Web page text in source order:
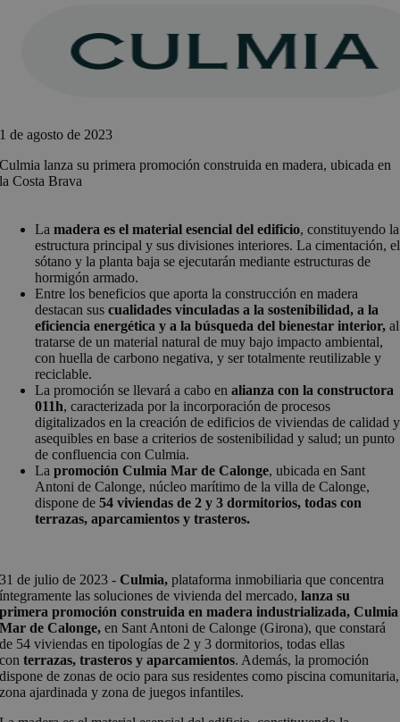
1 de agosto de 2023
Culmia lanza su primera promoción construida en madera, ubicada en
la Costa Brava
Lamadera es el material esencial del edificio, constituyendo la
estructura principal y sus divisiones interiores. La cimentación, el
sótano y la planta baja se ejecutarán mediante estructuras de
hormigón armado.
Entre los beneficios que aporta la construcción en madera
destacan suscualidades vinculadas a la sostenibilidad, a la
eficiencia energética y a la búsqueda del bienestar interior, al
tratarse de un material natural de muy bajo impacto ambiental,
con huella de carbono negativa, y ser totalmente reutilizable y
reciclable.
La promoción se llevará a cabo enalianza con la constructora
011h, caracterizada por la incorporación de procesos
digitalizados en la creación de edificios de viviendas de calidad y
asequibles en base a criterios de sostenibilidad y salud; un punto
de confluencia con Culmia.
Lapromoción Culmia Mar de Calonge, ubicada en Sant
Antoni de Calonge, núcleo marítimo de la villa de Calonge,
dispone de54 viviendas de 2 y 3 dormitorios, todas con
terrazas, aparcamientos y trasteros.
31 de julio de 2023 -Culmia, plataforma inmobiliaria que concentra
íntegramente las soluciones de vivienda del mercado,lanza su
primera promoción construida en madera industrializada, Culmia
Mar de Calonge, en Sant Antoni de Calonge (Girona), que constará
de 54 viviendas en tipologías de 2 y 3 dormitorios, todas ellas
conterrazas, trasteros y aparcamientos. Además, la promoción
dispone de zonas de ocio para sus residentes como piscina comunitaria,
zona ajardinada y zona de juegos infantiles.